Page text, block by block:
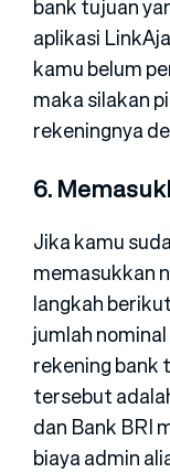
bank tujuan
aplikasi
kamu belum
maka silakan
rekeningnya
6.
Jika kamu
memasukkan
langkah
jumlah
rekening bank
tersebut
dan Bank BRI
biaya admin